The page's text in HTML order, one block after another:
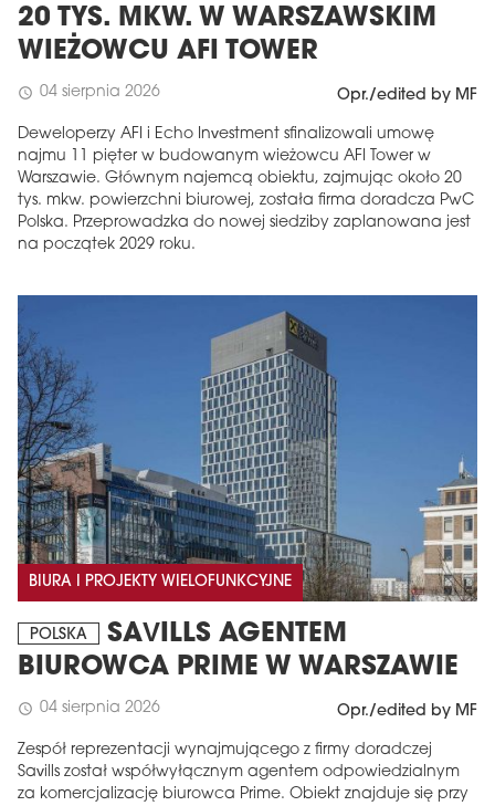
20 TYS. MKW. W WARSZAWSKIM
WIEŻOWCU AFI TOWER
schedule 04 sierpnia 2026 Opr./edited by MF
Deweloperzy AFI i Echo Investment sfinalizowali umowę
najmu 11 pięter w budowanym wieżowcu AFI Tower w
Warszawie. Głównym najemcą obiektu, zajmując około 20
tys. mkw. powierzchni biurowej, została firma doradcza PwC
Polska. Przeprowadzka do nowej siedziby zaplanowana jest
na początek 2029 roku.
BIURA I PROJEKTY WIELOFUNKCYJNE
POLSKA
SAVILLS AGENTEM
BIUROWCA PRIME W WARSZAWIE
schedule 04 sierpnia 2026 Opr./edited by MF
Zespół reprezentacji wynajmującego z firmy doradczej
Savills został współwyłącznym agentem odpowiedzialnym
za komercjalizację biurowca Prime. Obiekt znajduje się przy